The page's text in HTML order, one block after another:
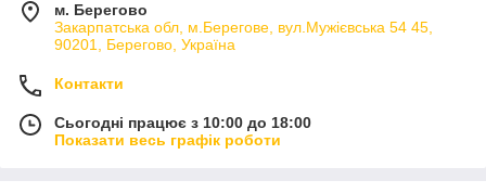
м. Берегово
Закарпатська обл, м.Берегове, вул.Мужієвська 54 45,
90201, Берегово, Україна
Контакти
Сьогодні працює з 10:00 до 18:00
Показати весь графік роботи